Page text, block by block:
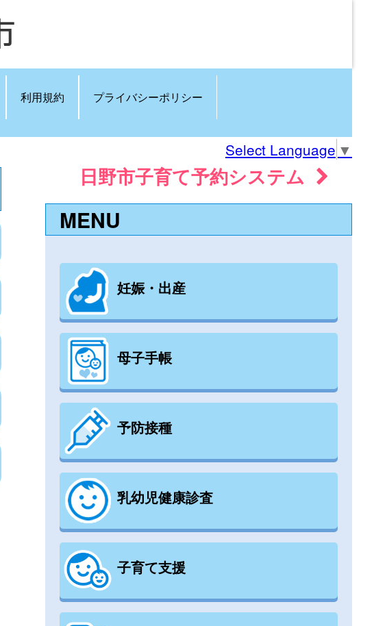
利用規約 プライバシーポリシー
Select Language ▼
日野市子育て予約システム
MENU
妊娠・出産
母子手帳
予防接種
乳幼児健康診査
子育て支援